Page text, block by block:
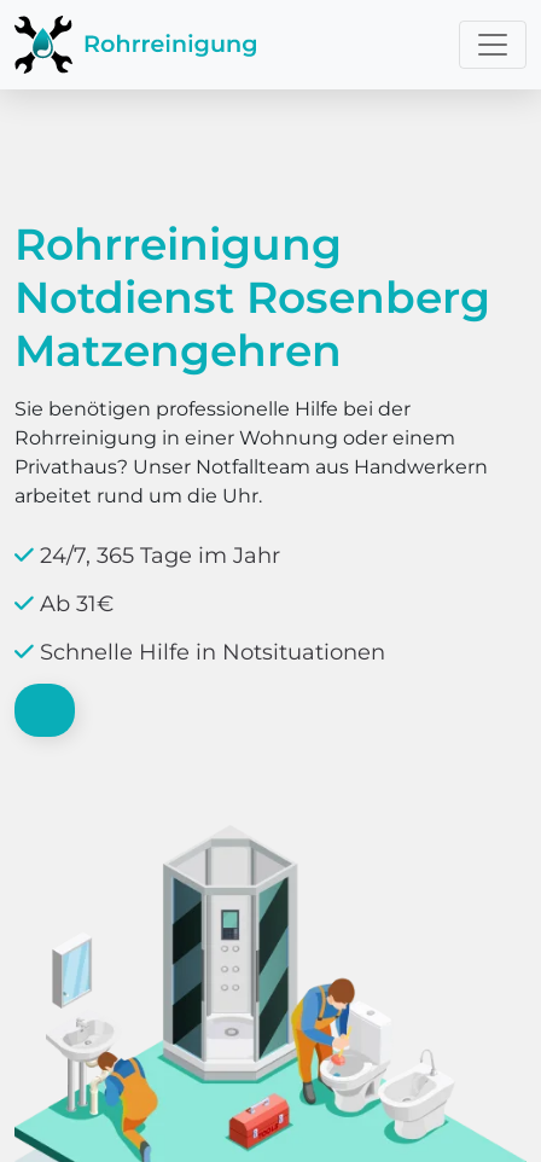
Rohrreinigung
Notdienst Rosenberg
Matzengehren
Sie benötigen professionelle Hilfe bei der
Rohrreinigung in einer Wohnung oder einem
Privathaus? Unser Notfallteam aus Handwerkern
arbeitet rund um die Uhr.
24/7, 365 Tage im Jahr
Ab 31€
Schnelle Hilfe in Notsituationen